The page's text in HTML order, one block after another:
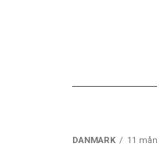
DANMARK 11